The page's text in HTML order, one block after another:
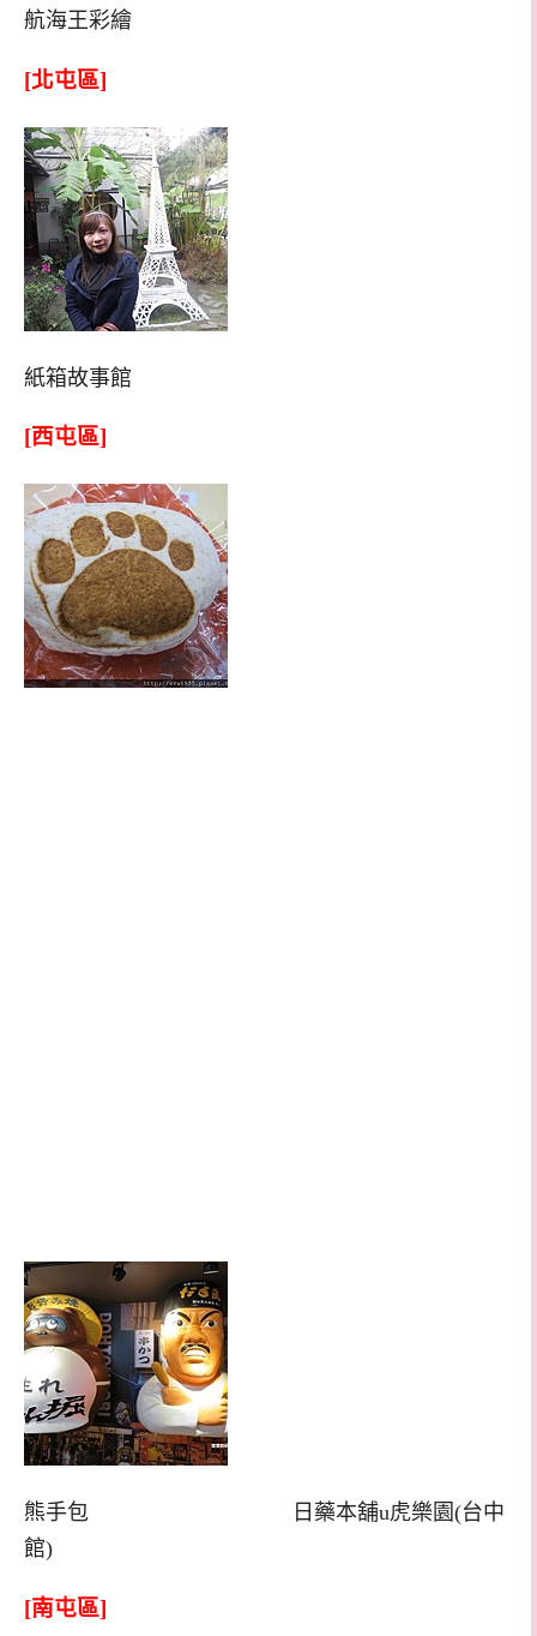
航海王彩繪
[北屯區]
紙箱故事館
[西屯區]
熊手包 日藥本舖u虎樂園(台中
館)
[南屯區]